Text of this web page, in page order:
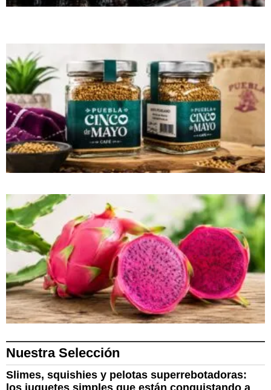
Nuestra Selección
Slimes, squishies y pelotas superrebotadoras: